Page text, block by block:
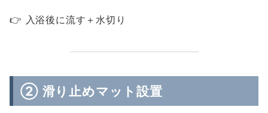
👉 入浴後に流す＋水切り
② 滑り止めマット設置